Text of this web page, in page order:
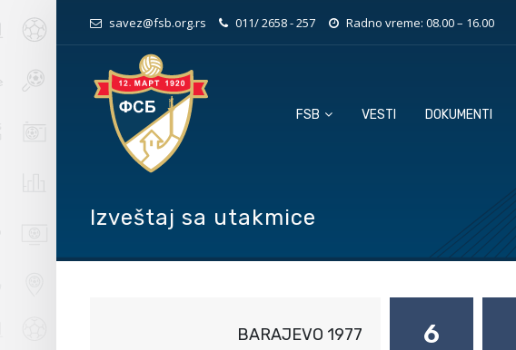
savez@fsb.org.rs 011/ 2658 - 257 Radno vreme: 08.00 – 16.00
FSB VESTI DOKUMENTI
Izveštaj sa utakmice
BARAJEVO 1977 6